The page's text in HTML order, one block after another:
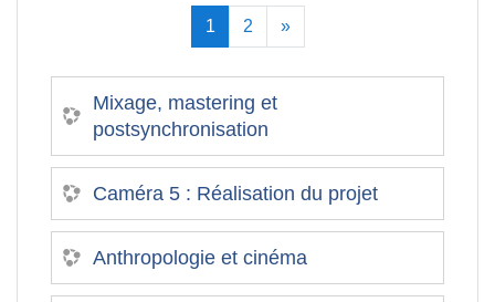
1 (actuel)
2 »Suivant
Mixage, mastering et
postsynchronisation
Caméra 5 : Réalisation du projet
Anthropologie et cinéma